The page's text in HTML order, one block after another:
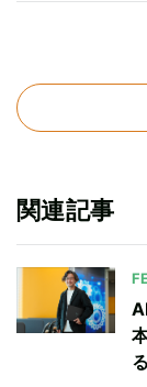
関連記事